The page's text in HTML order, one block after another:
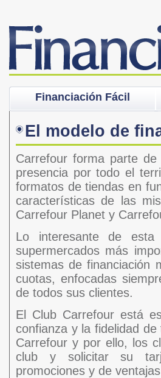
Financiación Fácil
El modelo de
Carrefour forma parte
presencia por todo el
formatos de tiendas en
características de las
Carrefour Planet y
Lo interesante de
supermercados más
sistemas de financiación
cuotas, enfocadas
de todos sus clientes.
El Club Carrefour está
confianza y la fidelidad
Carrefour y por ello, los
club y solicitar su
promociones y de